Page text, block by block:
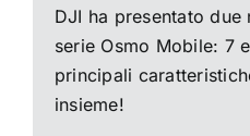
DJI ha presentato
serie Osmo Mobile: 7
principali
insieme!